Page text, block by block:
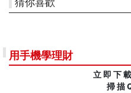
用手機學理財
立 即 下 載
掃 描